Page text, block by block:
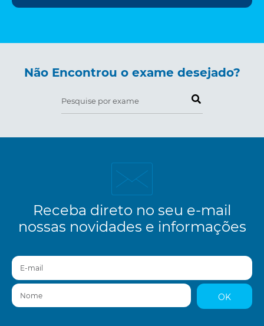
Não Encontrou o exame desejado?
Pesquise por exame
Receba direto no seu e-mail
nossas novidades e informações
E-mail
Nome
OK